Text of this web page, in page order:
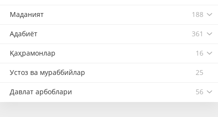
Маданият 188
Адабиёт 361
Қаҳрамонлар 16
Устоз ва мураббийлар 25
Давлат арбоблари 56